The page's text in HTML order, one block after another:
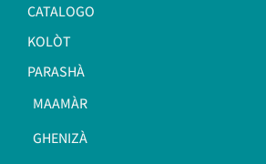
CATALOGO
KOLÒT
PARASHÀ
MAAMÀR
GHENIZÀ